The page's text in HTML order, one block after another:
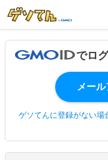
でロ
ゲソてんに登録がない場